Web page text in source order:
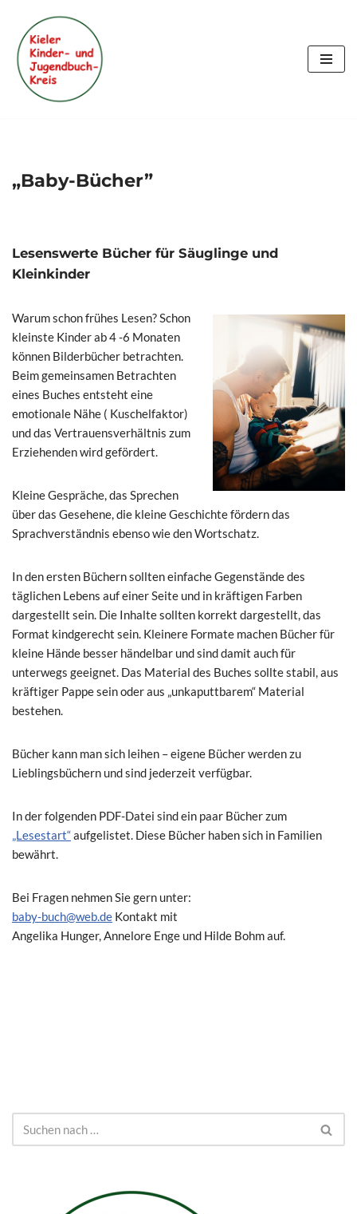
Zum
Inhalt
springen
„Baby-Bücher”
Lesenswerte Bücher für Säuglinge und
Kleinkinder
Warum schon frühes Lesen? Schon
kleinste Kinder ab 4 -6 Monaten
können Bilderbücher betrachten.
Beim gemeinsamen Betrachten
eines Buches entsteht eine
emotionale Nähe ( Kuschelfaktor)
und das Vertrauensverhältnis zum
Erziehenden wird gefördert.
Kleine Gespräche, das Sprechen
über das Gesehene, die kleine Geschichte fördern das
Sprachverständnis ebenso wie den Wortschatz.
In den ersten Büchern sollten einfache Gegenstände des
täglichen Lebens auf einer Seite und in kräftigen Farben
dargestellt sein. Die Inhalte sollten korrekt dargestellt, das
Format kindgerecht sein. Kleinere Formate machen Bücher für
kleine Hände besser händelbar und sind damit auch für
unterwegs geeignet. Das Material des Buches sollte stabil, aus
kräftiger Pappe sein oder aus „unkaputtbarem“ Material
bestehen.
Bücher kann man sich leihen – eigene Bücher werden zu
Lieblingsbüchern und sind jederzeit verfügbar.
In der folgenden PDF-Datei sind ein paar Bücher zum
„Lesestart“aufgelistet. Diese Bücher haben sich in Familien
bewährt.
Bei Fragen nehmen Sie gern unter:
baby-buch@web.de Kontakt mit
Angelika Hunger, Annelore Enge und Hilde Bohm auf.